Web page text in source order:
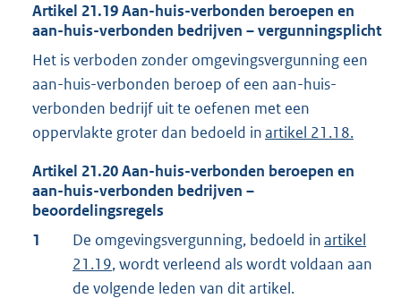
Artikel 21.19Aan-huis-verbonden beroepen en
aan-huis-verbonden bedrijven – vergunningsplicht
Het is verboden zonder omgevingsvergunning een
aan-huis-verbonden beroep of een aan-huis-
verbonden bedrijf uit te oefenen met een
oppervlakte groter dan bedoeld inartikel 21.18.
Artikel 21.20Aan-huis-verbonden beroepen en
aan-huis-verbonden bedrijven –
beoordelingsregels
1
De omgevingsvergunning, bedoeld inartikel
21.19, wordt verleend als wordt voldaan aan
de volgende leden van dit artikel.